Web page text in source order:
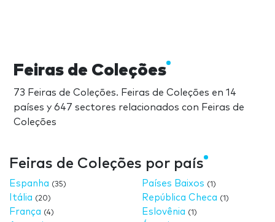
Feiras de Coleções
73 Feiras de Coleções. Feiras de Coleções en 14
países y 647 sectores relacionados con Feiras de
Coleções
Feiras de Coleções por país
Espanha (35)
Itália (20)
França (4)
Países Baixos (1)
República Checa (1)
Eslovênia (1)